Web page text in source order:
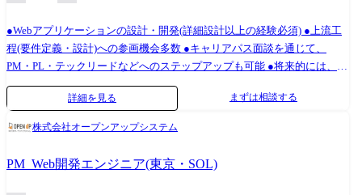
●Webアプリケーションの設計・開発(詳細設計以上の経験必須) ●上流工
程(要件定義・設計)への参画機会多数 ●キャリアパス面談を通じて、
PM・PL・テックリードなどへのステップアップも可能 ●将来的には、受
託開発やAIを活用した自社サービス開発にも挑戦可能 「やってみたい」
を応援する、挑戦歓迎のカルチャー ＜アイデアを形にできる、オープン
が多数。 実際にメンバーのアイデアで、AIを活用した自社サービスが誕
生しています。
詳細を見る まずは相談する
株式会社オープンアップシステム
PM_Web開発エンジニア(東京・SOL)